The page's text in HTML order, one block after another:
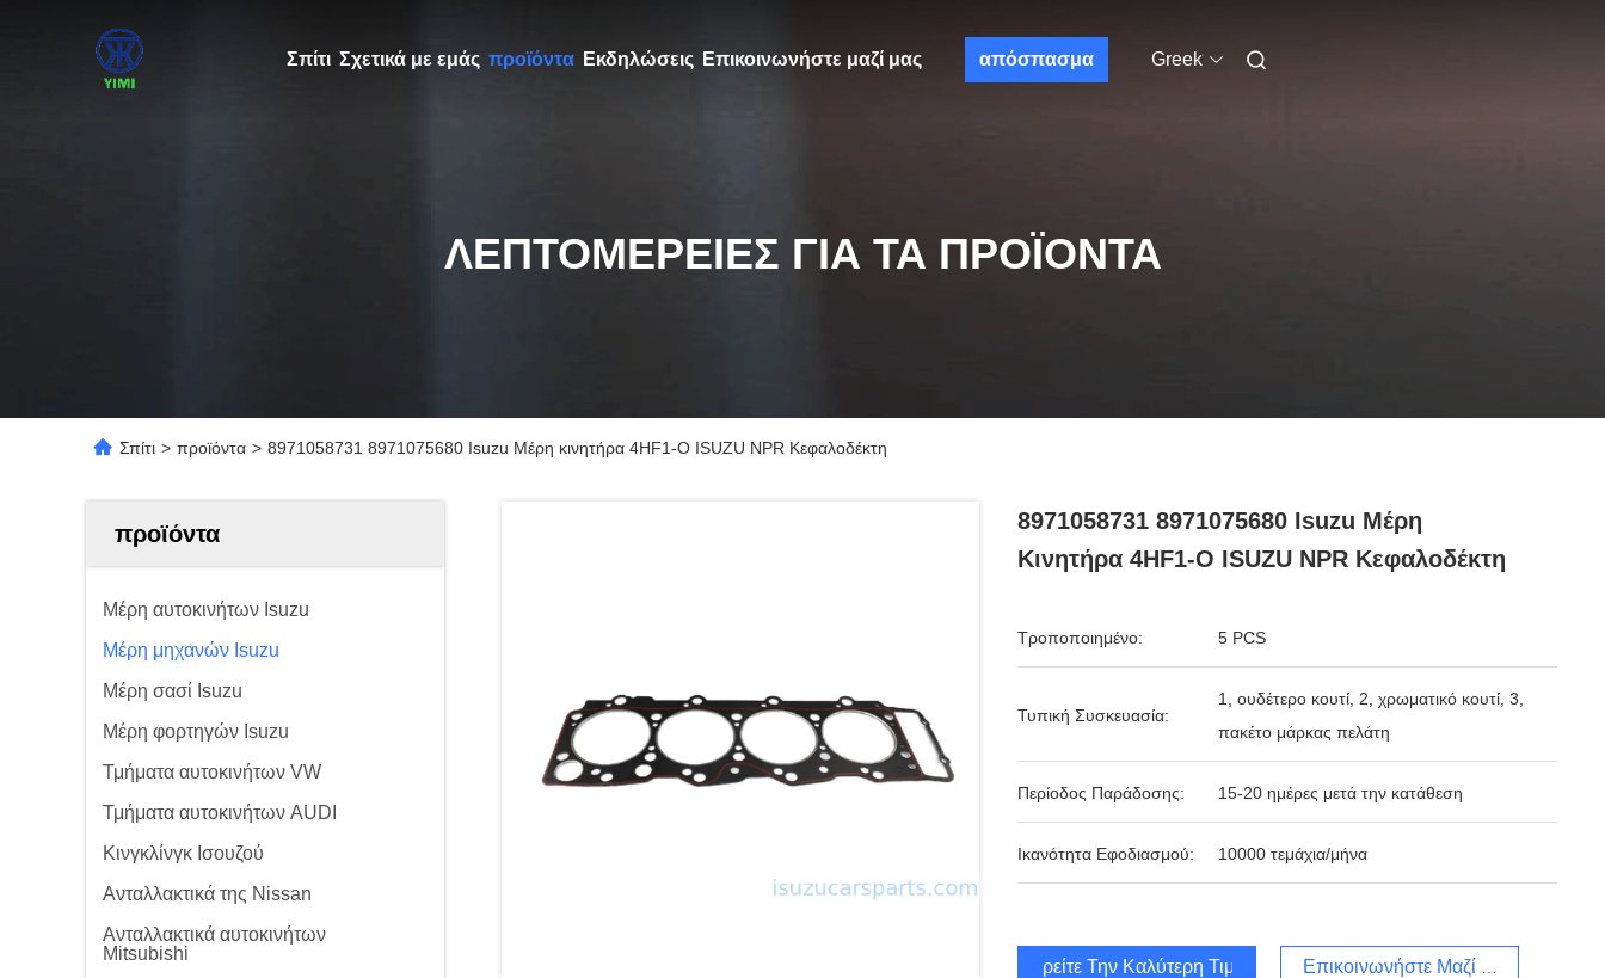
Σπίτι Σχετικά με εμάς προϊόντα Εκδηλώσεις Επικοινωνήστε μαζί μας απόσπασμα Greek
ΛΕΠΤΟΜΈΡΕΙΕΣ ΓΙΑ ΤΑ ΠΡΟΪΌΝΤΑ
Σπίτι > προϊόντα > 8971058731 8971075680 Isuzu Μέρη κινητήρα 4HF1-O ISUZU NPR Κεφαλοδέκτη
προϊόντα
Μέρη αυτοκινήτων Isuzu
Μέρη μηχανών Isuzu
Μέρη σασί Isuzu
Μέρη φορτηγών Isuzu
Τμήματα αυτοκινήτων VW
Τμήματα αυτοκινήτων AUDI
Κινγκλίνγκ Ισουζού
Ανταλλακτικά της Nissan
Ανταλλακτικά αυτοκινήτων
Mitsubishi
8971058731 8971075680 Isuzu Μέρη
Κινητήρα 4HF1-O ISUZU NPR Κεφαλοδέκτη
Τροποποιημένο: 5 PCS
Τυπική Συσκευασία:
1, ουδέτερο κουτί, 2, χρωματικό κουτί, 3,
πακέτο μάρκας πελάτη
Περίοδος Παράδοσης: 15-20 ημέρες μετά την κατάθεση
Ικανότητα Εφοδιασμού: 10000 τεμάχια/μήνα
Βρείτε Την Καλύτερη Τιμή Επικοινωνήστε Μαζί Μας